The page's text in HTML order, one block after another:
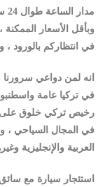
وبأقل الأسعار
في انتظاركم بالورود ،
انه لمن دواعي سرورنا
في تركيا عامة
رخيص تركي خلوق على
في المجال السياحي ،
العربية والإنجليزية
استئجار سيارة مع